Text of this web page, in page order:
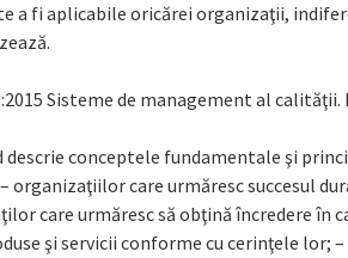
a fi aplicabile oricărei organizaţii,
Sisteme de management al
descrie conceptele fundamentale şi
organizaţiilor care urmăresc succesul
care urmăresc să obţină încredere în
şi servicii conforme cu cerinţele lor;